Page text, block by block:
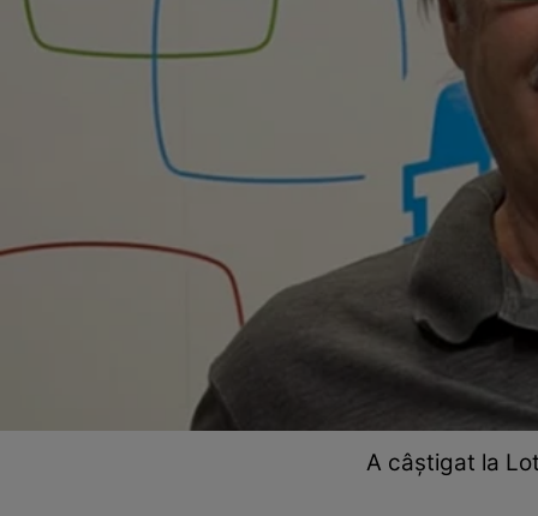
A câștigat la